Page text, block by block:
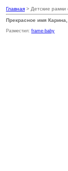
Главная > Детские
Прекрасное имя
Разместил: frame-baby